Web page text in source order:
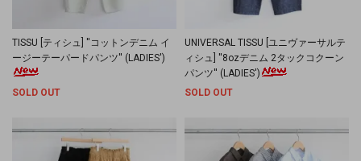
TISSU [ティシュ] ''コットンデニム イ
ージーテーパードパンツ'' (LADIES')
SOLD OUT
UNIVERSAL TISSU [ユニヴァーサルテ
ィシュ] ''8ozデニム 2タックコクーン
パンツ'' (LADIES')
SOLD OUT